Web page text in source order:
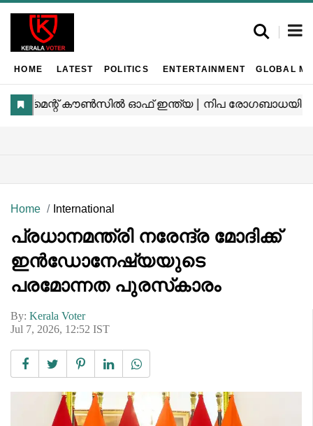
HOME LATEST POLITICS ENTERTAINMENT GLOBAL
Home International
പ്രധാനമന്ത്രി നരേന്ദ്ര മോദിക്ക്
ഇൻഡോനേഷ്യയുടെ
പരമോന്നത പുരസ്‌കാരം
By: Kerala Voter
Jul 7, 2026, 12:52 IST